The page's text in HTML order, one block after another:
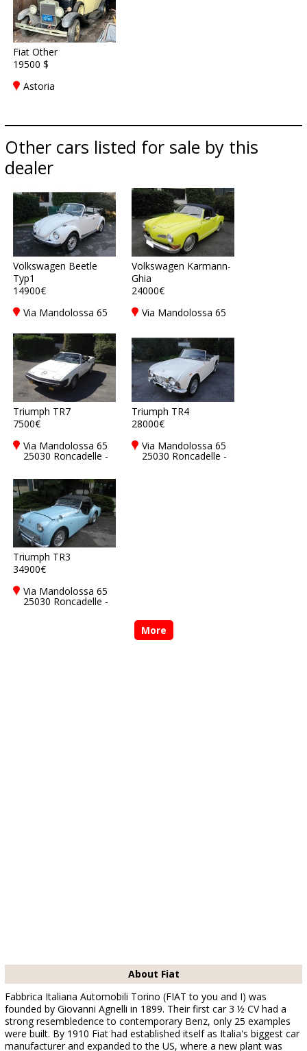
Fiat Other
19500 $
Astoria
Other cars listed for sale by this
dealer
Volkswagen Beetle
Typ1
14900€
Via Mandolossa 65
Brescia - BS, Italy
Volkswagen Karmann-
Ghia
24000€
Via Mandolossa 65
Triumph TR7
7500€
Via Mandolossa 65
25030 Roncadelle -
Triumph TR4
28000€
Via Mandolossa 65
25030 Roncadelle -
Triumph TR3
34900€
Via Mandolossa 65
25030 Roncadelle -
More
About Fiat
Fabbrica Italiana Automobili Torino (FIAT to you and I) was
founded by Giovanni Agnelli in 1899. Their first car 3 ½ CV had a
strong resembledence to contemporary Benz, only 25 examples
were built. By 1910 Fiat had established itself as Italia's biggest car
manufacturer and expanded to the US, where a new plant was